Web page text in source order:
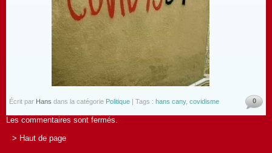
Écrit par Hans dans la catégorie Politique | Tags : hans cany, covidisme 0
Les commentaires sont fermés.
> Haut de page